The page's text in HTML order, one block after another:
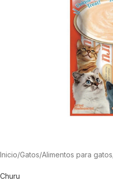
Inicio/Gatos/Alimentos para gatos
Churu